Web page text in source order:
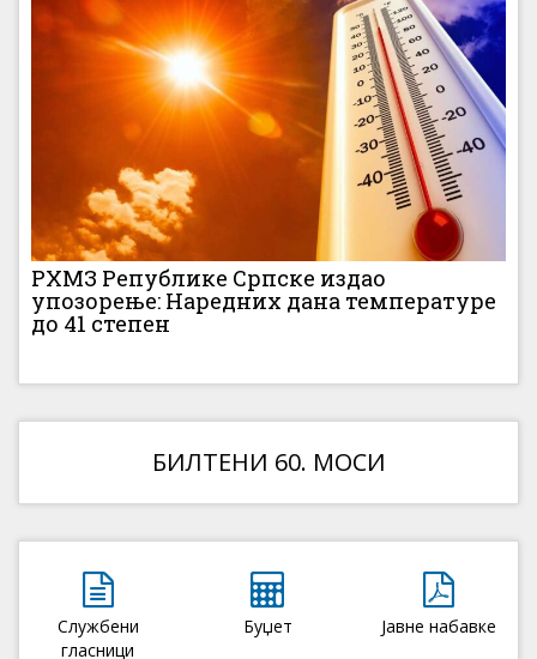
РХМЗ Републике Српске издао
упозорење: Наредних дана температуре
до 41 степен
БИЛТЕНИ 60. МОСИ
Службени
гласници
Буџет Јавне набавке